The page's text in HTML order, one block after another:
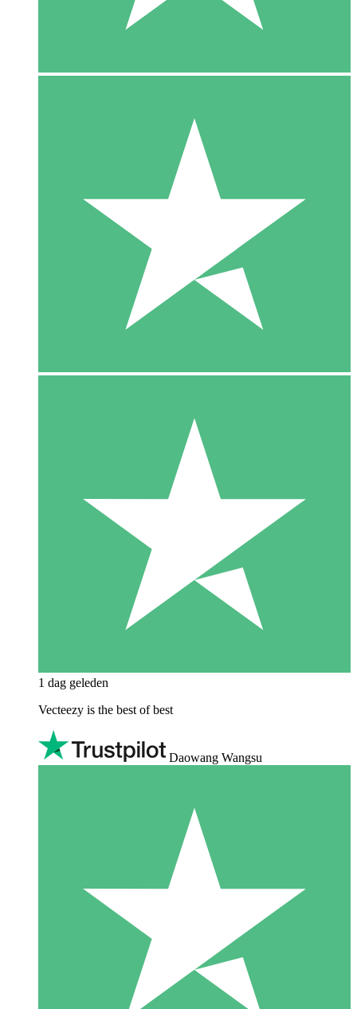
1 dag geleden
Vecteezy is the best of best
Daowang Wangsu